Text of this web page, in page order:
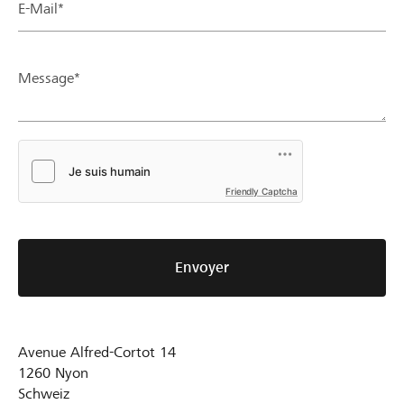
E-Mail*
Message*
Friendly Captcha
Envoyer
Avenue Alfred-Cortot 14
1260 Nyon
Schweiz